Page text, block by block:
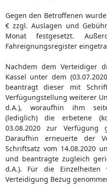
Gegen den Betroffenen
€ zzgl. Auslagen und
Monat festgesetzt.
Fahreignungsregister
Nachdem dem Verteidiger
Kassel unter dem
beantragt dieser mit
Verfügungstellung weiterer
d.A.), woraufhin ihm
(lediglich) die erbetene
03.08.2020 zur
Daraufhin erneuerte der
Schriftsatz vom 14.08.2020
und beantragte zugleich
d.A.). Für die
Verteidigung Bezug